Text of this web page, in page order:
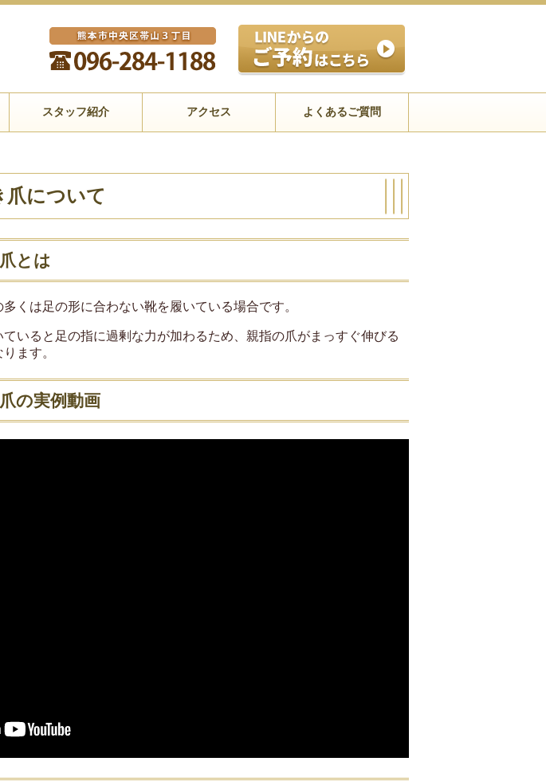
スタッフ紹介 アクセス よくあるご質問
爪について
とは
くは足の形に合わない靴を履いている場合です。
いると足の指に過剰な力が加わるため、親指の爪がまっすぐ伸びる
ます。
の実例動画